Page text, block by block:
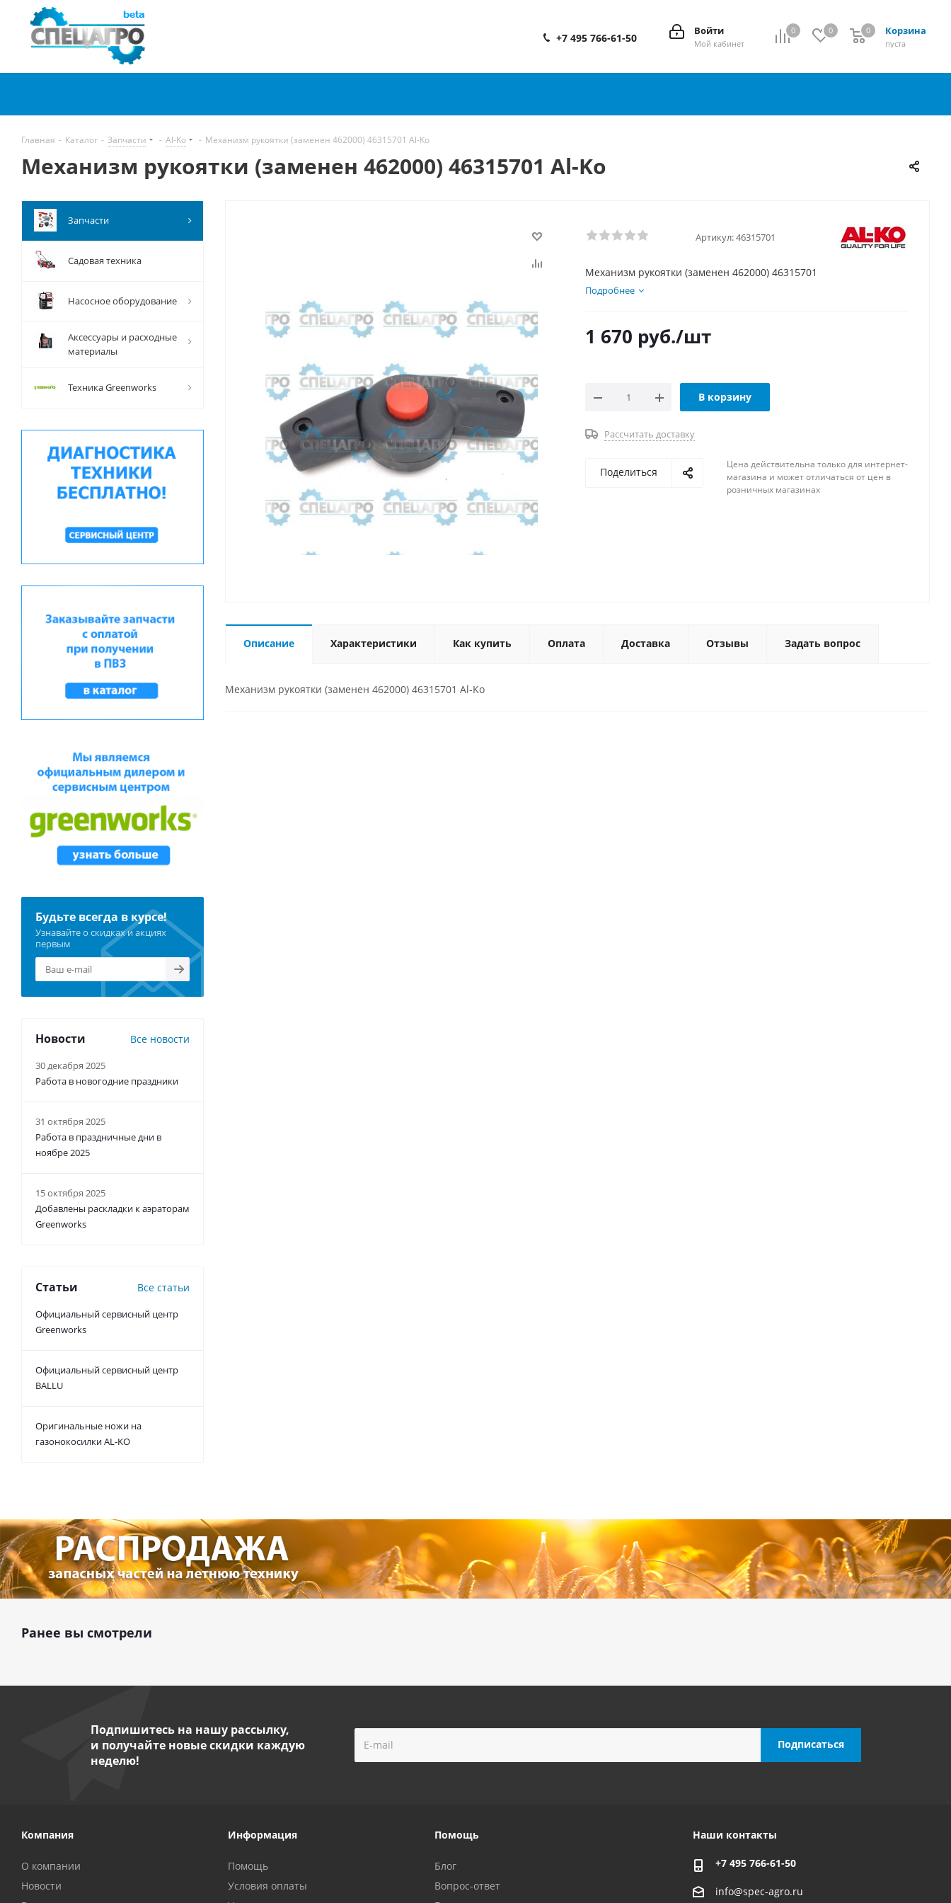
0 0 Корзина
0
пуста
0
Войти
Мой кабинет
+7 495 766-61-50
Главная - Каталог - Запчасти - Al-Ko - Механизм рукоятки (заменен 462000) 46315701 Al-Ko
Механизм рукоятки (заменен 462000) 46315701 Al-Ko
Артикул:46315701
Механизм рукоятки (заменен 462000) 46315701
Подробнее
1 670 руб./шт
В корзину
Рассчитать доставку
Поделиться
Цена действительна только для интернет-
магазина и может отличаться от цен в
розничных магазинах
Описание Характеристики Как купить Оплата Доставка Отзывы Задать вопрос
Механизм рукоятки (заменен 462000) 46315701 Al-Ko
Запчасти
Садовая техника
Насосное оборудование
Аксессуары и расходные
материалы
Техника Greenworks
Будьте всегда в курсе!
Узнавайте о скидках и акциях
первым
Новости Все новости
30 декабря 2025
Работа в новогодние праздники
31 октября 2025
Работа в праздничные дни в
ноябре 2025
15 октября 2025
Добавлены раскладки к аэраторам
Greenworks
Статьи Все статьи
Официальный сервисный центр
Greenworks
Официальный сервисный центр
BALLU
Оригинальные ножи на
газонокосилки AL-KO
Ранее вы смотрели
Подпишитесь на нашу рассылку,
и получайте новые скидки каждую
неделю!
Компания
О компании
Новости
Информация
Помощь
Условия оплаты
Помощь
Блог
Вопрос-ответ
Наши контакты
+7 495 766-61-50
info@spec-agro.ru